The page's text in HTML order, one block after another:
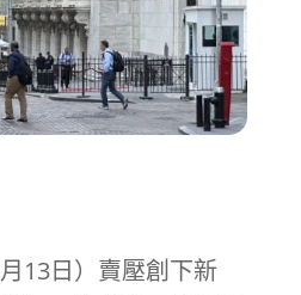
13日）賣壓創下新